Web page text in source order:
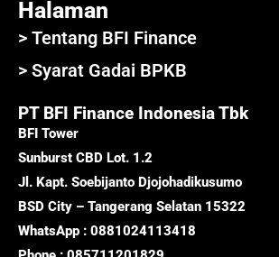
Halaman
> Tentang BFI Finance
> Syarat Gadai BPKB
PT BFI Finance Indonesia Tbk
BFI Tower
Sunburst CBD Lot. 1.2
Jl. Kapt. Soebijanto Djojohadikusumo
BSD City – Tangerang Selatan 15322
WhatsApp : 0881024113418